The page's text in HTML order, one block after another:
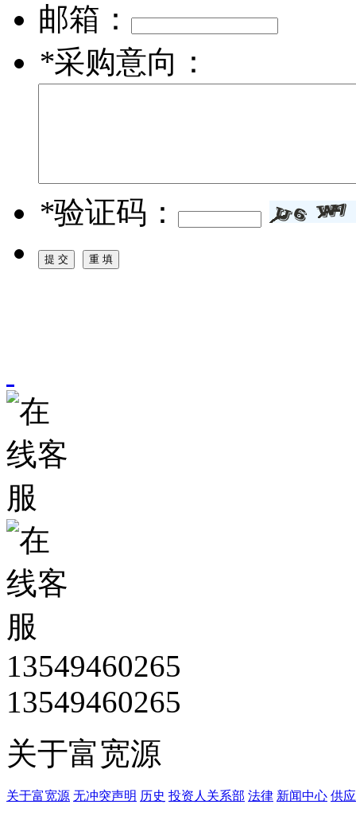
邮箱：
*采购意向：
*验证码：
13549460265
13549460265
关于富宽源
关于富宽源 无冲突声明 历史 投资人关系部 法律 新闻中心 供